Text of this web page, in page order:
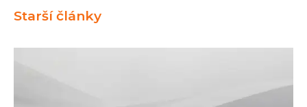
Starší články